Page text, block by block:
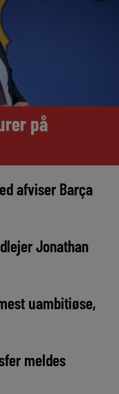
på
afviser Barça
Jonathan
uambitiøse,
meldes